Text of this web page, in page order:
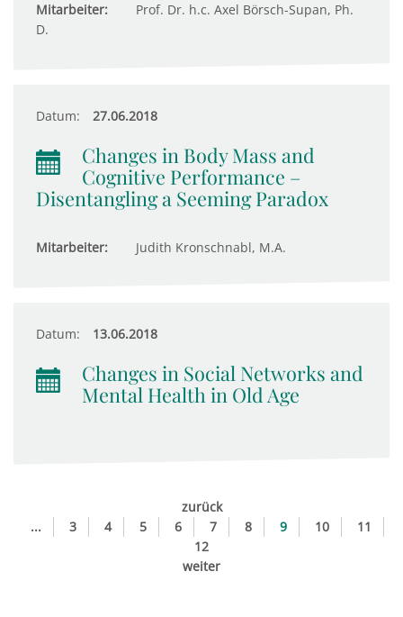
Mitarbeiter:
Prof. Dr. h.c. Axel Börsch-Supan, Ph.
D.
Datum: 27.06.2018
Changes in Body Mass and
Cognitive Performance –
Disentangling a Seeming Paradox
Mitarbeiter: Judith Kronschnabl, M.A.
Datum: 13.06.2018
Changes in Social Networks and
Mental Health in Old Age
zurück
...
3 4 5 6 7 8 9 10
11
12
weiter